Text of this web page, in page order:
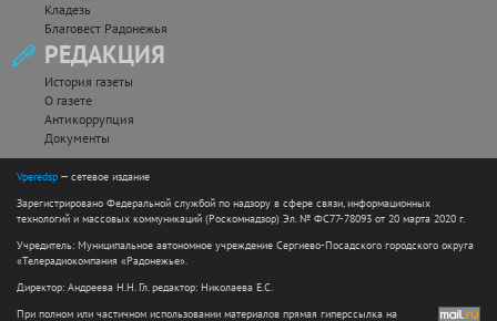
Кладезь
Благовест Радонежья
РЕДАКЦИЯ
История газеты
О газете
Антикоррупция
Документы
Vperedsp — сетевое издание
Зарегистрировано Федеральной службой по надзору в сфере связи, информационных
технологий и массовых коммуникаций (Роскомнадзор) Эл. № ФС77-78093 от 20 марта 2020 г.
Учредитель: Муниципальное автономное учреждение Сергиево-Посадского городского округа
«Телерадиокомпания «Радонежье».
Директор: Андреева Н.Н. Гл. редактор: Николаева Е.С.
При полном или частичном использовании материалов прямая гиперссылка на